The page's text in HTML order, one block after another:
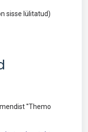
sisse lülitatud)
''Themo